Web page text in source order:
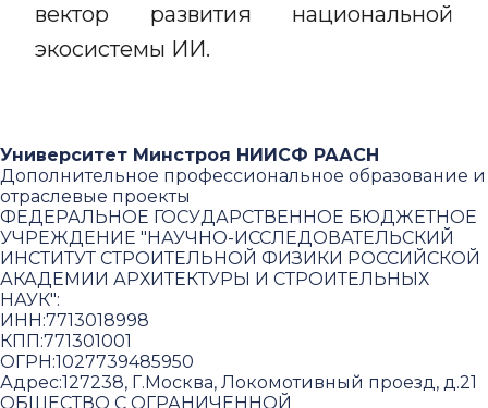
вектор развития национальной
экосистемы ИИ.
Университет Минстроя НИИСФ РААСН
Дополнительное профессиональное образование и
отраслевые проекты
ФЕДЕРАЛЬНОЕ ГОСУДАРСТВЕННОЕ БЮДЖЕТНОЕ
УЧРЕЖДЕНИЕ "НАУЧНО-ИССЛЕДОВАТЕЛЬСКИЙ
ИНСТИТУТ СТРОИТЕЛЬНОЙ ФИЗИКИ РОССИЙСКОЙ
АКАДЕМИИ АРХИТЕКТУРЫ И СТРОИТЕЛЬНЫХ
НАУК":
ИНН:7713018998
КПП:771301001
ОГРН:1027739485950
Адрес:127238, Г.Москва, Локомотивный проезд, д.21
ОБЩЕСТВО С ОГРАНИЧЕННОЙ